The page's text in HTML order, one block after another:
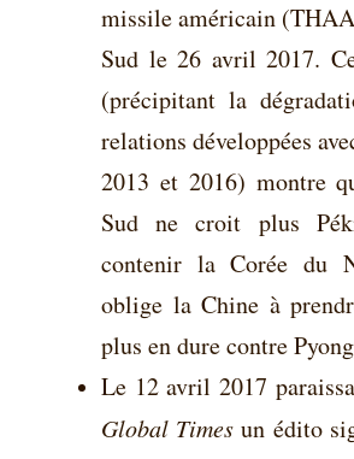
missile américain
Sud le 26 avril 2017.
(précipitant la
relations développées
2013 et 2016) montre
Sud ne croit plus
contenir la Corée du
oblige la Chine à
plus en dure contre
Le 12 avril 2017
Global Times un édito